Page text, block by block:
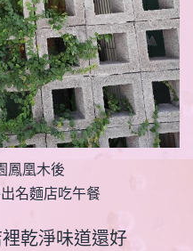
鳳凰木後
名麵店吃午餐
乾淨味道還好